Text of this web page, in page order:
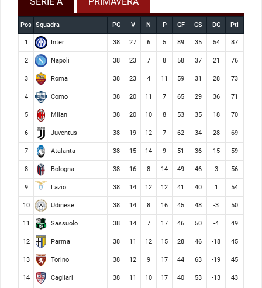
Pos Squadra PG V N P GF GS DG Pti
1 Inter 38 27 6 5 89 35 54 87
2 Napoli 38 23 7 8 58 37 21 76
3 Roma 38 23 4 11 59 31 28 73
4 Como 38 20 11 7 65 29 36 71
5 Milan 38 20 10 8 53 35 18 70
6 Juventus 38 19 12 7 62 34 28 69
7 Atalanta 38 15 14 9 51 36 15 59
8 Bologna 38 16 8 14 49 46 3 56
9 Lazio 38 14 12 12 41 40 1 54
10 Udinese 38 14 8 16 45 48 -3 50
11 Sassuolo 38 14 7 17 46 50 -4 49
12 Parma 38 11 12 15 28 46 -18 45
13 Torino 38 12 9 17 44 63 -19 45
14 Cagliari 38 11 10 17 40 53 -13 43